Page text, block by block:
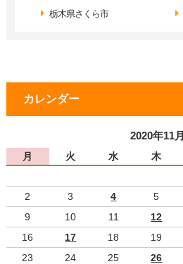
栃木県さくら市
カレンダー
2020年11月
月 火 水 木
2
3 4 5
9
10 11 12
16
17 18 19
23
24 25 26